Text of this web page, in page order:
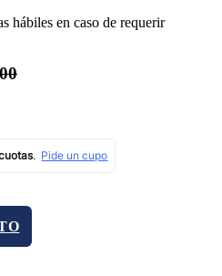
hábiles en caso de requerir